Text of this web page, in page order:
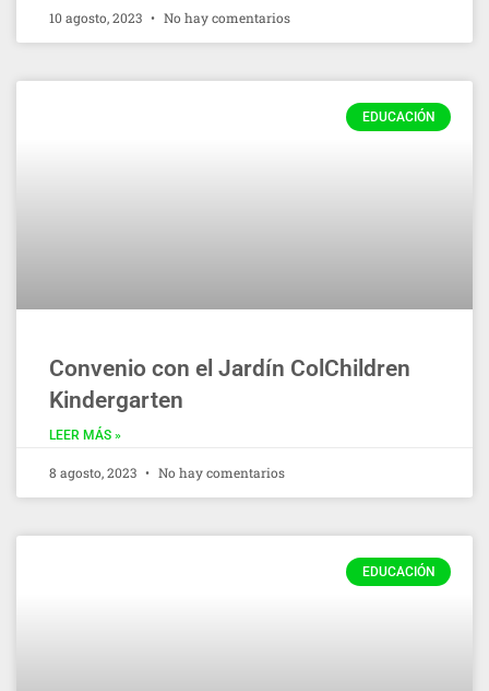
10 agosto, 2023 No hay comentarios
EDUCACIÓN
Convenio con el Jardín ColChildren
Kindergarten
LEER MÁS »
8 agosto, 2023 No hay comentarios
EDUCACIÓN